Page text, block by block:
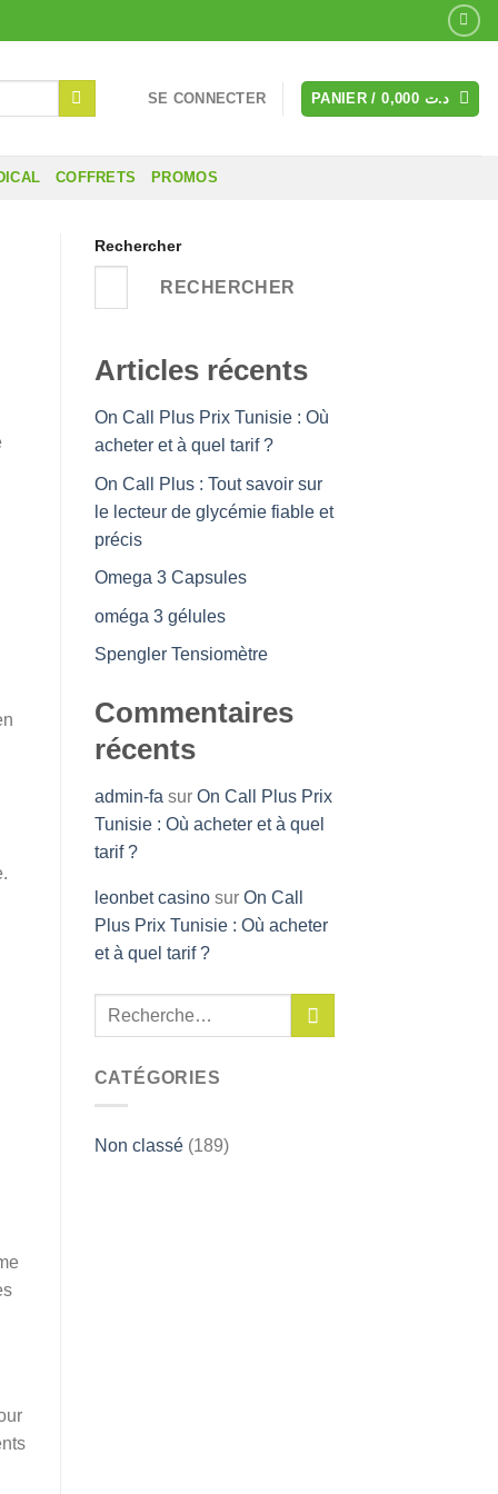
SE CONNECTER PANIER / د.ت
COFFRETS PROMOS
Rechercher
RECHERCHER
Articles récents
On Call Plus Prix Tunisie : Où
acheter et à quel tarif ?
On Call Plus : Tout savoir sur
le lecteur de glycémie fiable et
précis
Omega 3 Capsules
oméga 3 gélules
Spengler Tensiomètre
Commentaires
récents
admin-fa sur On Call Plus Prix
Tunisie : Où acheter et à quel
tarif ?
leonbet casinosur On Call
Plus Prix Tunisie : Où acheter
et à quel tarif ?
CATÉGORIES
Non classé(189)